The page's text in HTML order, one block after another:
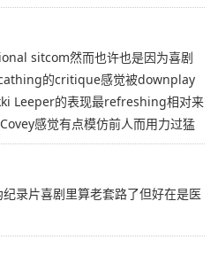
sitcom然而也许也是因为喜剧
的critique感觉被downplay
Leeper的表现最refreshing相对来
感觉有点模仿前人而用力过猛
录片喜剧里算老套路了但好在是医